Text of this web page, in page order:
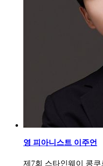
영 피아니스트 이주언
제7회 스타인웨이 콩